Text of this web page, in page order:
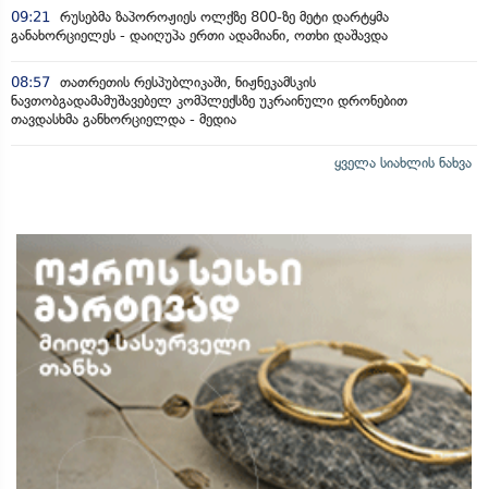
09:21
რუსებმა ზაპოროჟიეს ოლქზე 800-ზე მეტი დარტყმა
განახორციელეს - დაიღუპა ერთი ადამიანი, ოთხი დაშავდა
08:57 თათრეთის რესპუბლიკაში, ნიჟნეკამსკის
ნავთობგადამამუშავებელ კომპლექსზე უკრაინული დრონებით
თავდასხმა განხორციელდა - მედია
ყველა სიახლის ნახვა